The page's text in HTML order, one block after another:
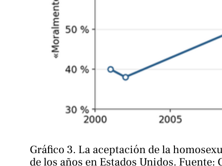
Gráfico 3. La aceptación de la
de los años en Estados Unidos. Fuente: